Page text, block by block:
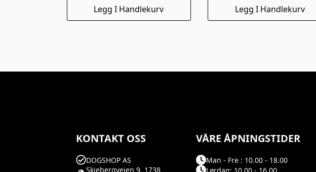
Legg I Handlekurv Legg I Handlekurv
KONTAKT OSS
DOGSHOP AS
Skjebergveien 9, 1738
VÅRE ÅPNINGSTIDER
Man - Fre : 10.00 - 18.00